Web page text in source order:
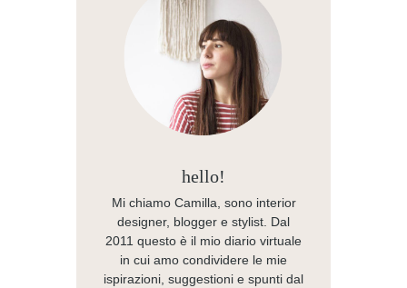
hello!
Mi chiamo Camilla, sono interior
designer, blogger e stylist. Dal
2011 questo è il mio diario virtuale
in cui amo condividere le mie
ispirazioni, suggestioni e spunti dal